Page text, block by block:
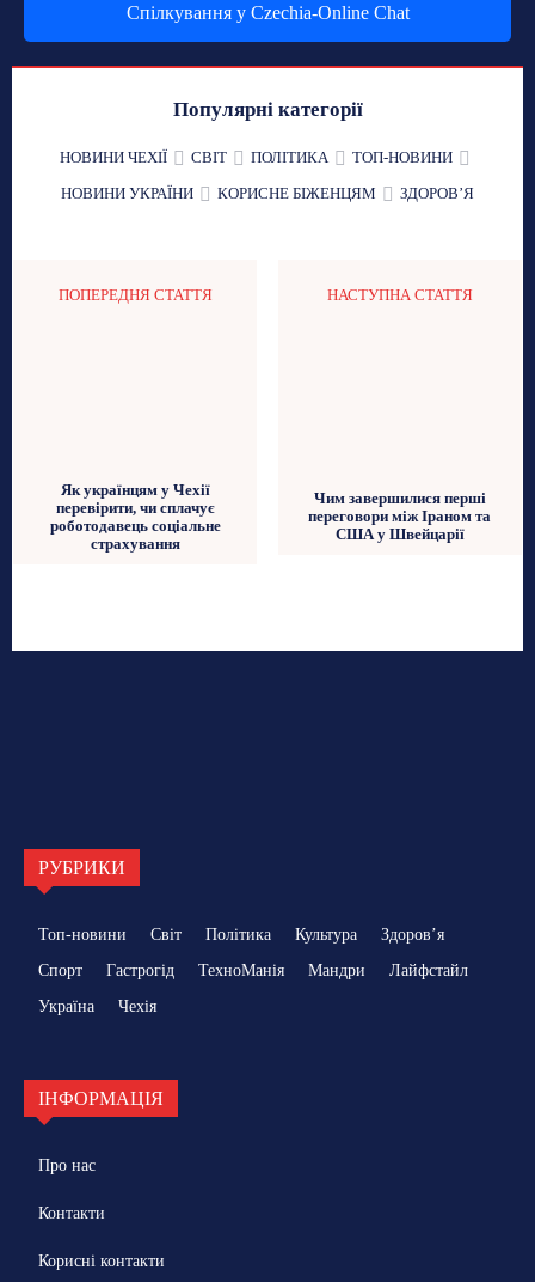
Спілкування у Czechia-Online Chat
Популярні категорії
НОВИНИ ЧЕХІЇ СВІТ ПОЛІТИКА
ТОП-НОВИНИ
НОВИНИ УКРАЇНИ
КОРИСНЕ БІЖЕНЦЯМ ЗДОРОВʼЯ
ПОПЕРЕДНЯ СТАТТЯ
Як українцям у Чехії
перевірити, чи сплачує
роботодавець соціальне
страхування
НАСТУПНА СТАТТЯ
Чим завершилися перші
переговори між Іраном та
США у Швейцарії
РУБРИКИ
Топ-новини Світ Політика Культура
Здоровʼя
Спорт
Гастрогід ТехноМанія Мандри
Лайфстайл
Україна
Чехія
ІНФОРМАЦІЯ
Про нас
Контакти
Корисні контакти